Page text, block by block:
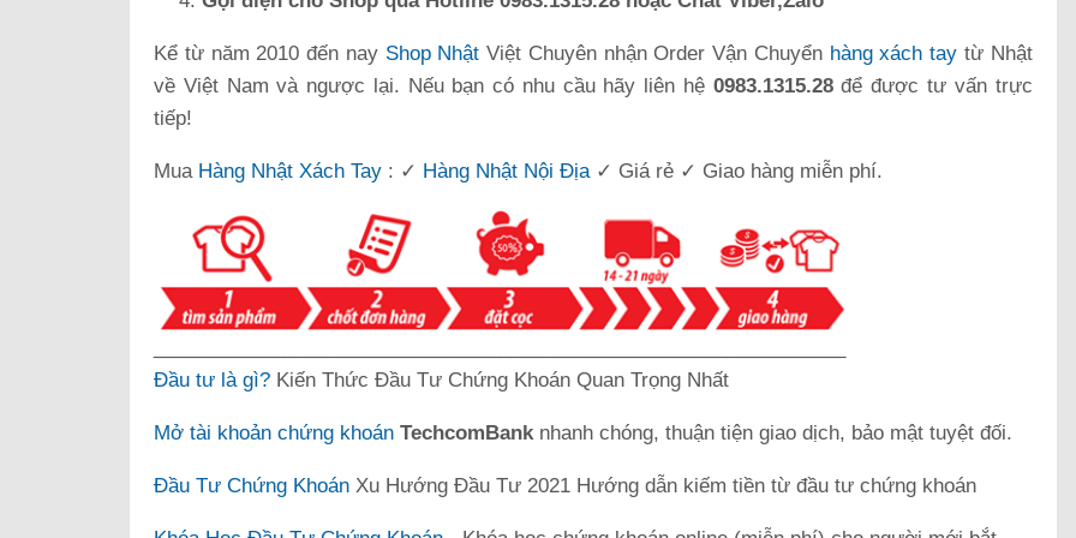
Kể từ năm 2010 đến nay Shop Nhật Việt Chuyên nhận Order Vận Chuyển hàng xách tay từ Nhật
về Việt Nam và ngược lại. Nếu bạn có nhu cầu hãy liên hệ 0983.1315.28để được tư vấn trực
tiếp!
Mua Hàng Nhật Xách Tay : ✓ Hàng Nhật Nội Địa ✓ Giá rẻ ✓ Giao hàng miễn phí.
Đầu tư là gì? Kiến Thức Đầu Tư Chứng Khoán Quan Trọng Nhất
Mở tài khoản chứng khoán TechcomBank nhanh chóng, thuận tiện giao dịch, bảo mật tuyệt đối.
Đầu Tư Chứng Khoán Xu Hướng Đầu Tư 2021 Hướng dẫn kiếm tiền từ đầu tư chứng khoán